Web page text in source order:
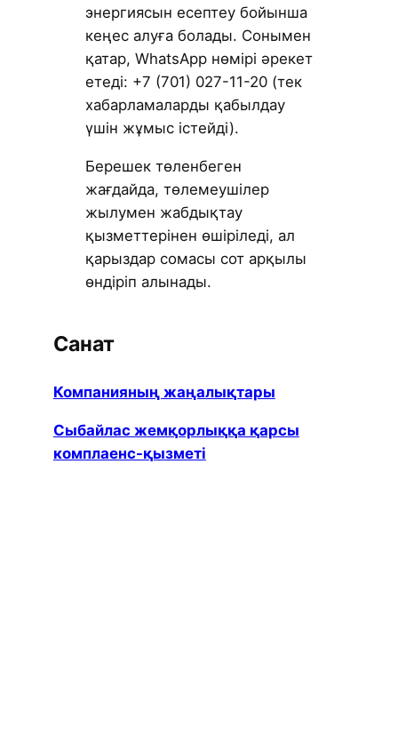
энергиясын есептеу бойынша
кеңес алуға болады. Сонымен
қатар, WhatsApp нөмірі әрекет
етеді: +7 (701) 027-11-20 (тек
хабарламаларды қабылдау
үшін жұмыс істейді).
Берешек төленбеген
жағдайда, төлемеушілер
жылумен жабдықтау
қызметтерінен өшіріледі, ал
қарыздар сомасы сот арқылы
өндіріп алынады.
Санат
Компанияның жаңалықтары
Сыбайлас жемқорлыққа қарсы
комплаенс-қызметі